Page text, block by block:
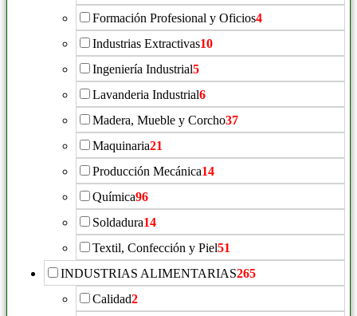
Formación Profesional y Oficios4
Industrias Extractivas10
Ingeniería Industrial5
Lavanderia Industrial6
Madera, Mueble y Corcho37
Maquinaria21
Producción Mecánica14
Química96
Soldadura14
Textil, Confección y Piel51
INDUSTRIAS ALIMENTARIAS265
Calidad2